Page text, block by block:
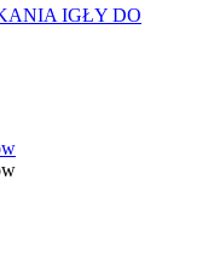
IGŁY DO